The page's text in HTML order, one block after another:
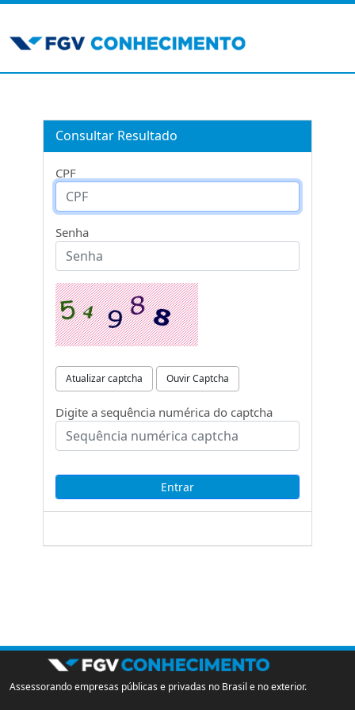
Consultar Resultado
CPF
Senha
Atualizar captcha Ouvir Captcha
Digite a sequência numérica do captcha
Assessorando empresas públicas e privadas no Brasil e no exterior.